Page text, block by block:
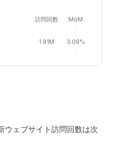
訪問回数 MoM
1.91M 3.09%
ウェブサイト訪問回数は次